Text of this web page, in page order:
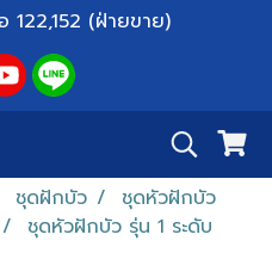
122,152 (ฝ่ายขาย)
ชุดฝักบัว
ชุดหัวฝักบัว
ชุดหัวฝักบัว รุ่น 1 ระดับ